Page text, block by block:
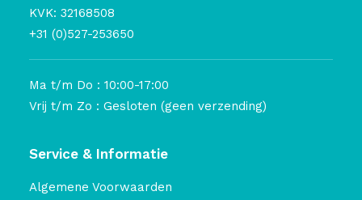
KVK: 32168508
+31 (0)527-253650
Ma t/m Do : 10:00-17:00
Vrij t/m Zo : Gesloten (geen verzending)
Service & Informatie
Algemene Voorwaarden